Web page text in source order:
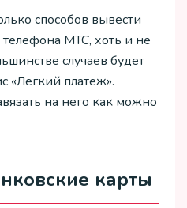
способов вывести
МТС, хоть и не
случаев будет
«Легкий платеж».
на него как можно
карты